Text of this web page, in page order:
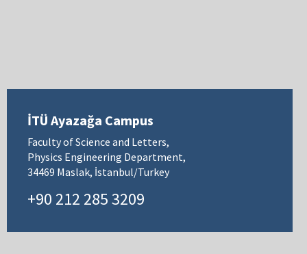
İTÜ Ayazağa Campus
Faculty of Science and Letters,
Physics Engineering Department,
34469 Maslak, İstanbul/Turkey
+90 212 285 3209